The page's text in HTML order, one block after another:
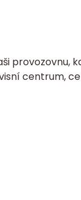
provozovnu,
centrum,